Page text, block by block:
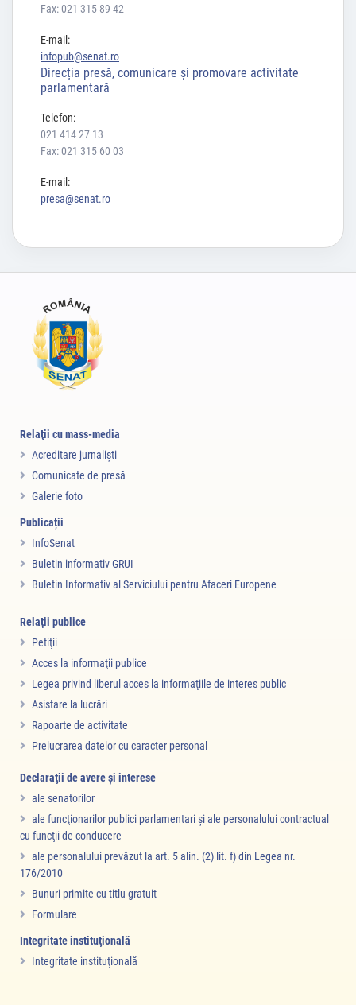
Fax: 021 315 89 42
E-mail:
infopub@senat.ro
Direcția presă, comunicare și promovare activitate
parlamentară
Telefon:
021 414 27 13
Fax: 021 315 60 03
E-mail:
presa@senat.ro
Relaţii cu mass-media
Acreditare jurnalişti
Comunicate de presă
Galerie foto
Publicații
InfoSenat
Buletin informativ GRUI
Buletin Informativ al Serviciului pentru Afaceri Europene
Relaţii publice
Petiţii
Acces la informaţii publice
Legea privind liberul acces la informaţiile de interes public
Asistare la lucrări
Rapoarte de activitate
Prelucrarea datelor cu caracter personal
Declaraţii de avere şi interese
ale senatorilor
ale funcţionarilor publici parlamentari şi ale personalului contractual
cu funcţii de conducere
ale personalului prevăzut la art. 5 alin. (2) lit. f) din Legea nr.
176/2010
Bunuri primite cu titlu gratuit
Formulare
Integritate instituţională
Integritate instituţională